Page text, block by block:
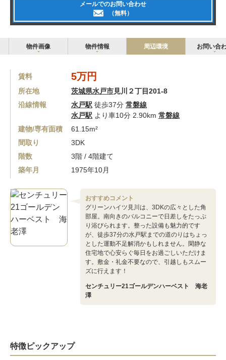
メールでのお問い合わせ
（無料）
物件画像 物件情報 周辺環境 お問い合
賃料 5万円
所在地 茨城県水戸市見川２丁目201-8
沿線情報
水戸駅 徒歩37分 常磐線
水戸駅 より車10分 2.90km 常磐線
建物/専有面積
61.15m²
間取り
3DK
階数
3階 / 4階建て
築年月
1975年10月
おすすめコメント
グリーンハイツ見川は、3DKの広々とした角
部屋。南向きのバルコニーで日差しをたっぷ
り浴びられます。整った設備も魅力的です
が、徒歩37分の水戸駅までの道のりはちょっ
とした運動不足解消かもしれません。閑静な
住宅地で心安らぐ毎日をお過ごしいただけま
す。敷金・礼金不要なので、引越しもスムー
ズに行えます！
センチュリー21ゴールデンハーベスト 海老
澤
特徴ピックアップ